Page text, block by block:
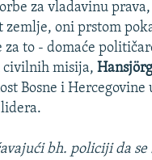
za vladavinu
zemlje, oni prstom
za to - domaće
civilnih misija,
Bosne i Hercegovine
bh. policiji da